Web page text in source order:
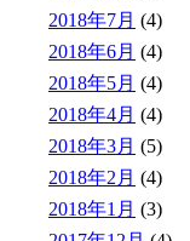
2018年7月 (4)
2018年6月 (4)
2018年5月 (4)
2018年4月 (4)
2018年3月 (5)
2018年2月 (4)
2018年1月 (3)